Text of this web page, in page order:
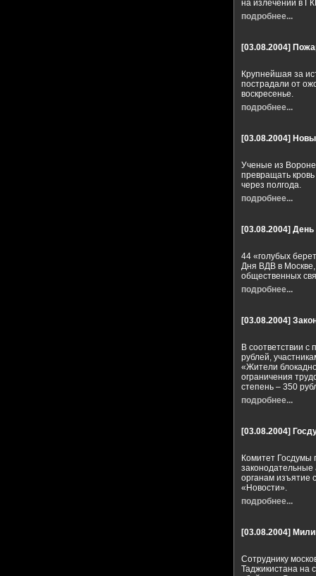
на излечении в
подробнее...
[03.08.2004]
Крупнейшая за
пострадали от
воскресенье.
подробнее...
[03.08.2004]
Ученые из
превращать
через полгода.
подробнее...
[03.08.2004] День
44 «голубых
Дня ВДВ в
общественных
подробнее...
[03.08.2004]
В соответствии
рублей,
«Жители
ограничения
степень – 350
подробнее...
[03.08.2004]
Комитет Госдумы
органам изъятие
«Новости».
подробнее...
[03.08.2004]
Сотруднику
Таджикистана на